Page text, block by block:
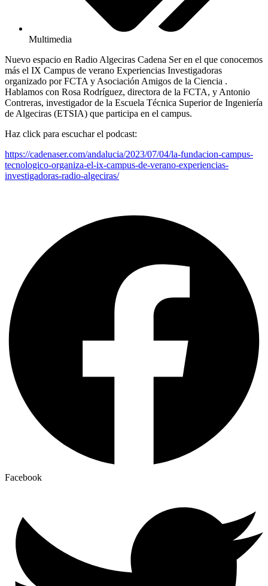
Multimedia
Nuevo espacio en Radio Algeciras Cadena Ser en el que conocemos
más el IX Campus de verano Experiencias Investigadoras
organizado por FCTA y Asociación Amigos de la Ciencia .
Hablamos con Rosa Rodríguez, directora de la FCTA, y Antonio
Contreras, investigador de la Escuela Técnica Superior de Ingeniería
de Algeciras (ETSIA) que participa en el campus.
Haz click para escuchar el podcast:
https://cadenaser.com/andalucia/2023/07/04/la-fundacion-campus-
tecnologico-organiza-el-ix-campus-de-verano-experiencias-
investigadoras-radio-algeciras/
Facebook